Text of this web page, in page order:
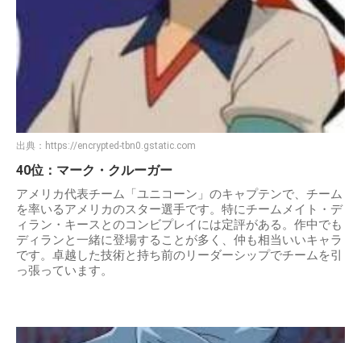
出典： https://encrypted-tbn0.gstatic.com
40位：マーク・クルーガー
アメリカ代表チーム「ユニコーン」のキャプテンで、チーム
を率いるアメリカのスター選手です。特にチームメイト・デ
ィラン・キースとのコンビプレイには定評がある。作中でも
ディランと一緒に登場することが多く、仲も相当いいキャラ
です。卓越した技術と持ち前のリーダーシップでチームを引
っ張っています。